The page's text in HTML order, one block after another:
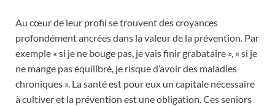
Au cœur de leur profil se trouvent des croyances
profondément ancrées dans la valeur de la prévention. Par
exemple « si je ne bouge pas, je vais finir grabataire », « si je
ne mange pas équilibré, je risque d’avoir des maladies
chroniques ». La santé est pour eux un capitale nécessaire
à cultiver et la prévention est une obligation. Ces seniors